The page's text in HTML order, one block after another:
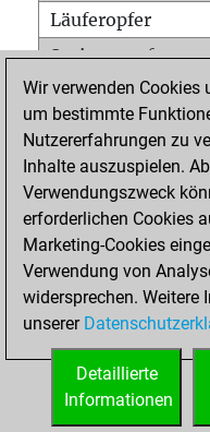
Läuferopfer
Springeropfer
Bauernopfer
Matt auf vollem
Bauer setzt Matt
Erstickte Matts
Türme auf der
STARTSEITE
Wir verwenden Cookies
um bestimmte
Nutzererfahrungen zu
Inhalte auszuspielen.
Verwendungszweck
erforderlichen Cookies
Marketing-Cookies
Verwendung von
widersprechen. Weitere
unserer
Detaillierte
Informationen